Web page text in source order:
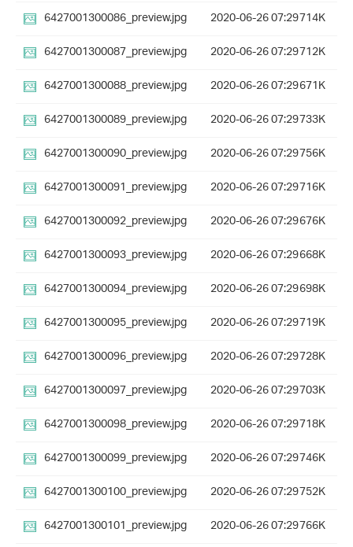
6427001300086_preview.jpg
2020-06-26 07:29714K
6427001300087_preview.jpg
2020-06-26 07:29712K
6427001300088_preview.jpg
2020-06-26 07:29671K
6427001300089_preview.jpg
2020-06-26 07:29733K
6427001300090_preview.jpg
2020-06-26 07:29756K
6427001300091_preview.jpg
2020-06-26 07:29716K
6427001300092_preview.jpg
2020-06-26 07:29676K
6427001300093_preview.jpg
2020-06-26 07:29668K
6427001300094_preview.jpg
2020-06-26 07:29698K
6427001300095_preview.jpg
2020-06-26 07:29719K
6427001300096_preview.jpg
2020-06-26 07:29728K
6427001300097_preview.jpg
2020-06-26 07:29703K
6427001300098_preview.jpg
2020-06-26 07:29718K
6427001300099_preview.jpg
2020-06-26 07:29746K
6427001300100_preview.jpg
2020-06-26 07:29752K
6427001300101_preview.jpg
2020-06-26 07:29766K